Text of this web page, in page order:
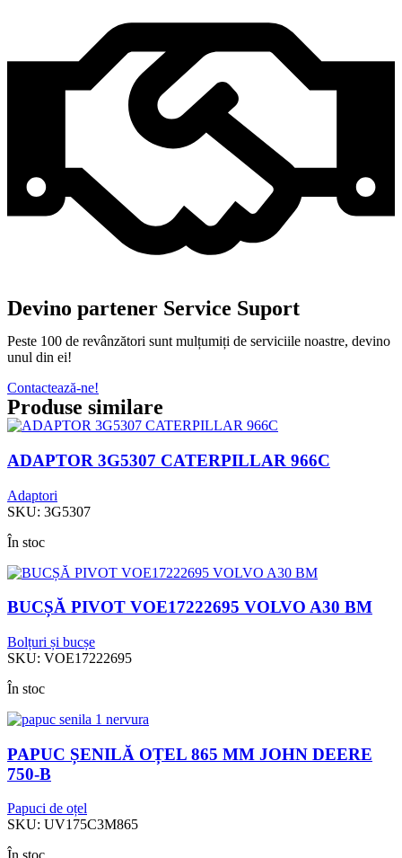
Devino partener Service Suport
Peste 100 de revânzători sunt mulțumiți de serviciile noastre, devino
unul din ei!
Contactează-ne!
Produse similare
ADAPTOR 3G5307 CATERPILLAR 966C
Adaptori
SKU: 3G5307
În stoc
BUCȘĂ PIVOT VOE17222695 VOLVO A30 BM
Bolțuri și bucșe
SKU: VOE17222695
În stoc
PAPUC ȘENILĂ OȚEL 865 MM JOHN DEERE
750-B
Papuci de oțel
SKU: UV175C3M865